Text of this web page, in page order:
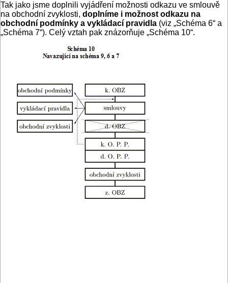
Tak jako jsme doplnili vyjádření možnosti odkazu ve smlouvě
na obchodní zvyklosti, doplníme i možnost odkazu na
obchodní podmínky a vykládací pravidla (viz „Schéma 6“ a
„Schéma 7“). Celý vztah pak znázorňuje „Schéma 10“.